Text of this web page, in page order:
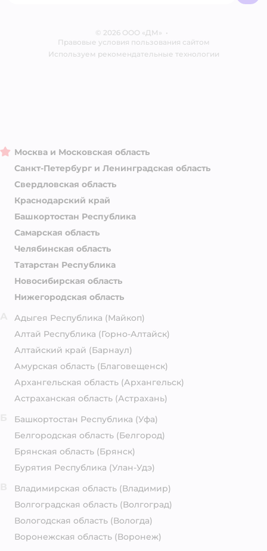
Блог
© 2026 ООО «ДМ» •
Правовые условия пользования сайтом
Используем рекомендательные технологии
Москва и Московская область
Санкт-Петербург и Ленинградская область
Свердловская область
Краснодарский край
Башкортостан Республика
Самарская область
Челябинская область
Татарстан Республика
Новосибирская область
Нижегородская область
Адыгея Республика (Майкоп)
Алтай Республика (Горно-Алтайск)
Алтайский край (Барнаул)
Амурская область (Благовещенск)
Архангельская область (Архангельск)
Астраханская область (Астрахань)
Башкортостан Республика (Уфа)
Белгородская область (Белгород)
Брянская область (Брянск)
Бурятия Республика (Улан-Удэ)
Владимирская область (Владимир)
Волгоградская область (Волгоград)
Вологодская область (Вологда)
Воронежская область (Воронеж)